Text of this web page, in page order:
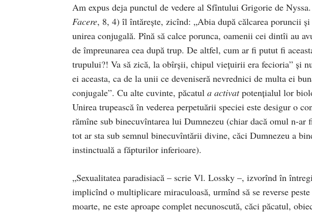
Am expus deja punctul de vedere al Sfîn­tului Grigorie de
Facere, 8, 4) îl întăreşte, zicînd: „Abia după călcarea poruncii
unirea conjugală. Pînă să cal­­ce porunca, oa­menii cei dintîi au
de împreunarea cea după trup. De altfel, cum ar fi putut fi
tru­pului?! Va să zi­că, la obîrşii, chipul vie­­ţuirii era fe­cio­ria” şi
ei aceasta, ca de la unii ce deve­niseră ne­vrednici de multa ei
con­­ju­gale”. Cu alte cuvinte, păcatul a activatpotenţialul lor
Unirea trupească în vederea perpetuării speciei este desigur o
rămîne sub binecuvîntarea lui Dumnezeu (chiar dacă omul n-
tot ar sta sub semnul binecuvîntării divine, căci Dumnezeu a
instinctuală a făpturilor inferioare).
„Sexualitatea paradisiacă – scrie Vl. Lossky –, iz­­vo­rînd în
implicînd o multiplicare miraculoasă, urmînd să se reverse
moarte, ne este aproape complet necunoscută, că­ci păcatul,